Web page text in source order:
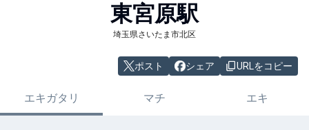
東宮原駅
埼玉県さいたま市北区
ポスト シェア URLをコピー
エキガタリ マチ エキ